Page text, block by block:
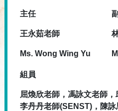
主任
王永茹老師
Ms. Wong Wing Yu
副
組員
屈煥欣老師，馮詠文老師，
李丹丹老師(SENST)，陳